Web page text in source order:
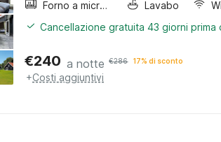
Forno a microonde combinato
Lavabo
Cancellazione gratuita 43 giorni prima
€240 a notte €286 17% di sconto
+Costi aggiuntivi